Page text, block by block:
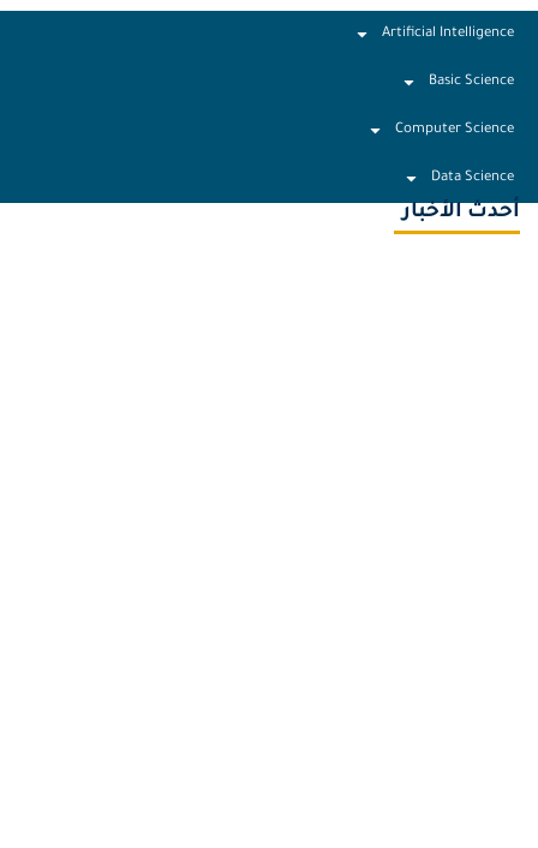
Artificial Intelligence
Basic Science
Computer Science
Data Science
أحدث الأخبار